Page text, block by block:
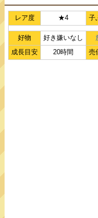
レア度 ★4 子
好物 好き嫌いなし
成長目安
20時間 売